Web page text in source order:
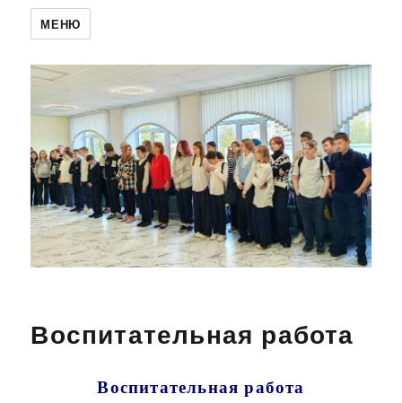
МЕНЮ
Воспитательная работа
Воспитательная работа